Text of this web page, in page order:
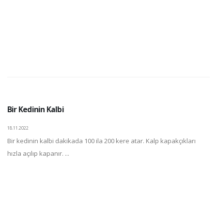
Bir Kedinin Kalbi
18.11.2022
Bir kedinin kalbi dakikada 100 ila 200 kere atar. Kalp kapakçıkları
hızla açılıp kapanır. ...